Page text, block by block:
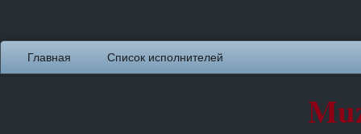
Главная Список исполнителей